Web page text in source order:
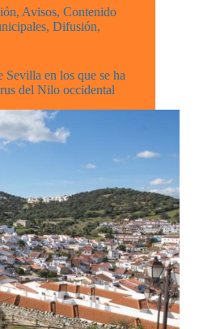
, Avisos, Contenido
, Difusión,
Sevilla en los que se ha
del Nilo occidental